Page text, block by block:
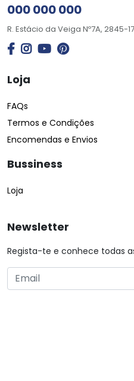
000 000 000
R. Estácio da Veiga Nº7A, 2845-
Loja
FAQs
Termos e Condições
Encomendas e Envios
Bussiness
Loja
Newsletter
Regista-te e conhece todas